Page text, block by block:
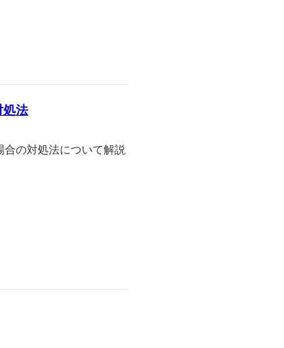
処法
の対処法について解説